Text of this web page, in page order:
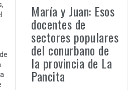
María y Juan: Esos
docentes de
sectores populares
del conurbano de
la provincia de La
Pancita